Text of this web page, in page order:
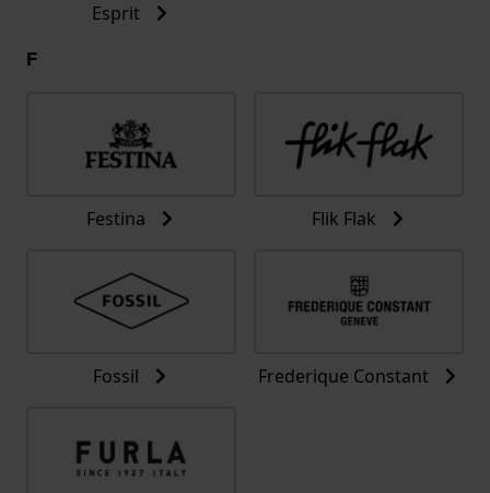
Esprit
F
Festina Flik Flak
Fossil Frederique Constant